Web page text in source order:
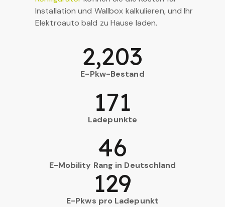
Installation und Wallbox kalkulieren, und Ihr
Elektroauto bald zu Hause laden.
E-Pkw-Bestand
2,203
Ladepunkte
171
E-Mobility Rang in Deutschland
46
E-Pkws pro Ladepunkt
129